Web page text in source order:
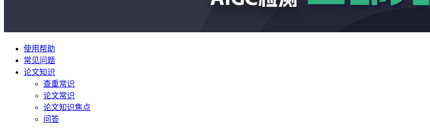
使用帮助
常见问题
论文知识
查重常识
论文常识
论文知识焦点
问答